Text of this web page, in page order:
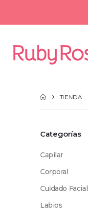
TIENDA
Categorías
Capilar
Corporal
Cuidado Facial
Labios